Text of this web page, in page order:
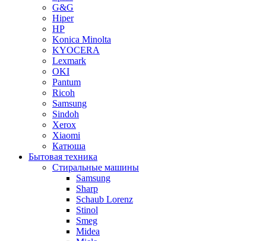
G&G
Hiper
HP
Konica Minolta
KYOCERA
Lexmark
OKI
Pantum
Ricoh
Samsung
Sindoh
Xerox
Xiaomi
Катюша
Бытовая техника
Стиральные машины
Samsung
Sharp
Schaub Lorenz
Stinol
Smeg
Midea